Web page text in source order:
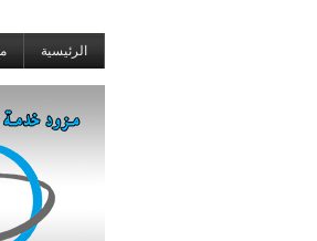
الرئيسية